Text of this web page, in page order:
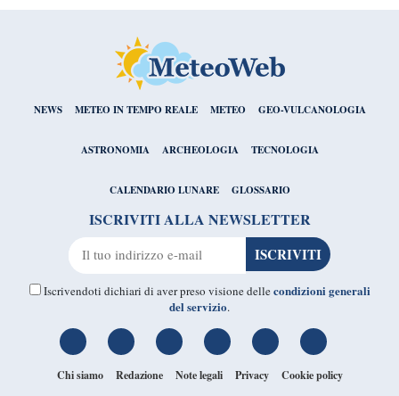
NEWS METEO IN TEMPO REALE METEO GEO-VULCANOLOGIA
ASTRONOMIA ARCHEOLOGIA TECNOLOGIA
CALENDARIO LUNARE GLOSSARIO
ISCRIVITI ALLA NEWSLETTER
Iscrivendoti dichiari di aver preso visione dellecondizioni generali
del servizio.
Chi siamo Redazione Note legali Privacy Cookie policy